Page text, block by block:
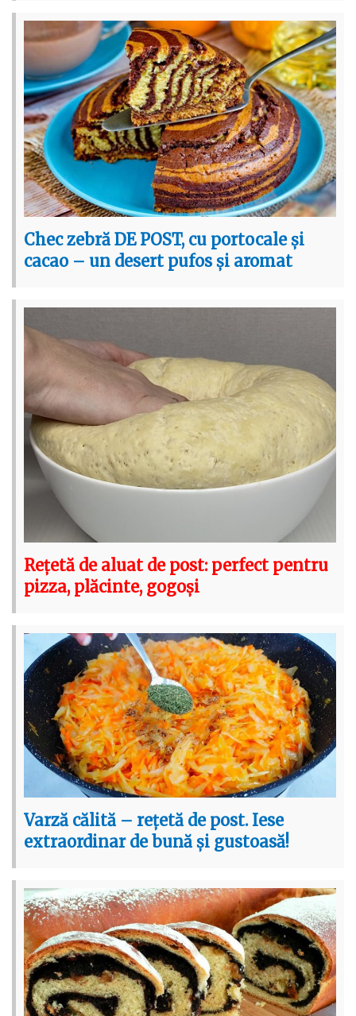
Chec zebră DE POST, cu portocale și
cacao – un desert pufos și aromat
Rețetă de aluat de post: perfect pentru
pizza, plăcinte, gogoși
Varză călită – rețetă de post. Iese
extraordinar de bună și gustoasă!